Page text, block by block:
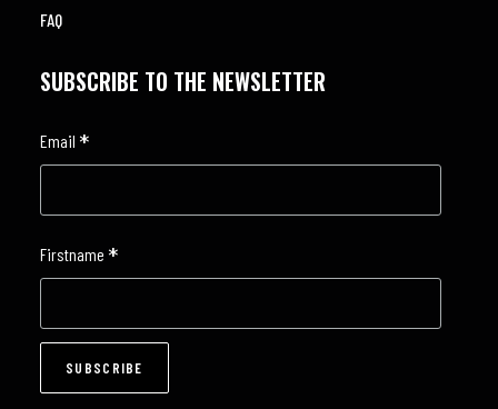
FAQ
SUBSCRIBE TO THE NEWSLETTER
Email *
Firstname *